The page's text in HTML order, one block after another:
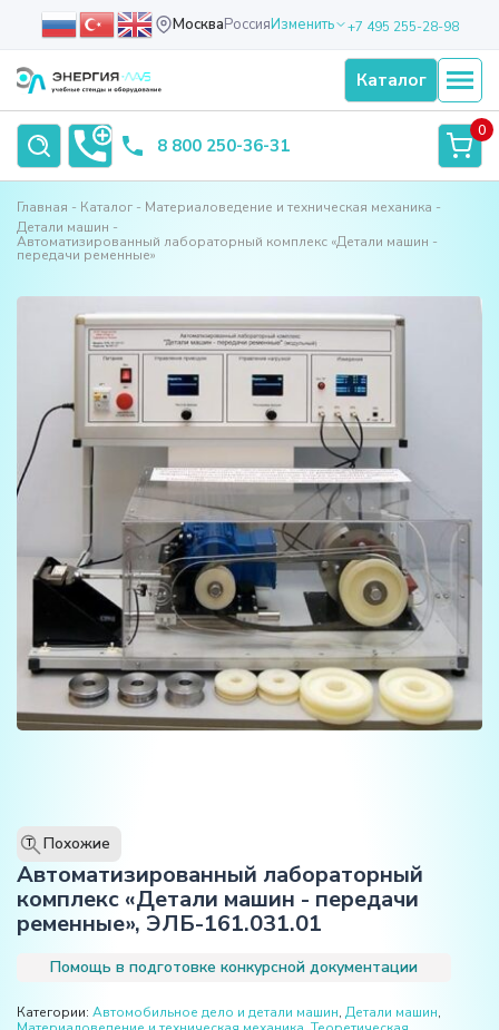
МоскваРоссияИзменить +7 495 255-28-98
Каталог
8 800 250-36-31
0
Главная Каталог
Материаловедение и техническая механика
Детали машин
Автоматизированный лабораторный комплекс «Детали машин -
передачи ременные»
T Похожие
Автоматизированный лабораторный
комплекс «Детали машин - передачи
ременные», ЭЛБ-161.031.01
Помощь в подготовке конкурсной документации
Категории: Автомобильное дело и детали машин, Детали машин,